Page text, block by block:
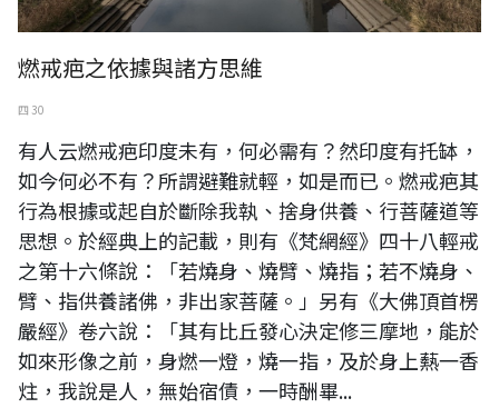
燃戒疤之依據與諸方思維
四 30
有人云燃戒疤印度未有，何必需有？然印度有托缽，
如今何必不有？所謂避難就輕，如是而已。燃戒疤其
行為根據或起自於斷除我執、捨身供養、行菩薩道等
思想。於經典上的記載，則有《梵網經》四十八輕戒
之第十六條說：「若燒身、燒臂、燒指；若不燒身、
臂、指供養諸佛，非出家菩薩。」另有《大佛頂首楞
嚴經》卷六說：「其有比丘發心決定修三摩地，能於
如來形像之前，身燃一燈，燒一指，及於身上爇一香
炷，我說是人，無始宿債，一時酬畢...